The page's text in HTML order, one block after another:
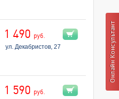
1 490 руб.
ул. Декабристов, 27
1 590 руб.